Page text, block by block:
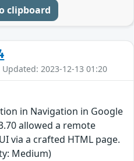
clipboard
Updated: 2023-12-13 01:20
in Navigation in Google
allowed a remote
via a crafted HTML page.
Medium)